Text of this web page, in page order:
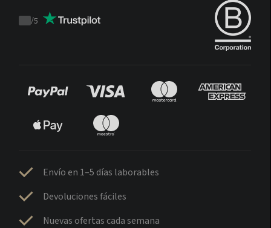
Trustpilot
/5
Envío en 1–5 días laborables
Devoluciones fáciles
Nuevas ofertas cada semana